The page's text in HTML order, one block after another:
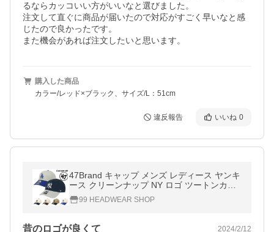
るならカッコいい方がいいなと選びました。
注文して直ぐに商品が届いたので対応がすごく早いなと感
じたので良かったです。
また機会があれば注文したいと思います。
購入した商品
カラー/レッド×ブラック、サイズ/L：51cm
違反報告 いいね 0
47Brand キャップ メンズ レディース ヤンキ
ース クリーンナップ NY ロゴ ツートンカラ
ー MLB 帽子 ドジャース LA メジャーリーグ
99 HEADWEAR SHOP
昔のロゴが良くて 2024/2/12